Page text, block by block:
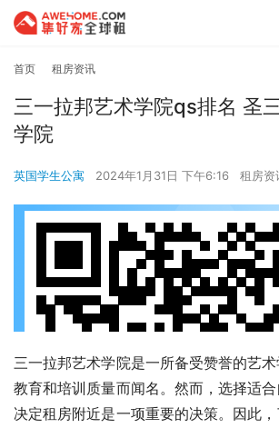
首页 租房资讯
三一拉邦艺术学院qs排名 圣
学院
英国学生公寓 2024年1月31日 下午6:16 租房资
三一拉邦艺术学院是一所备受赞誉的艺
教育和培训质量而闻名。然而，选择适
决定租房附近是一项重要的决策。因此